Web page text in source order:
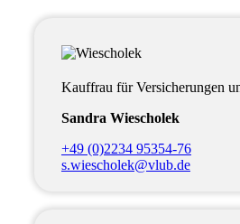
Kauffrau für Versicherungen
Sandra Wiescholek
+49 (0)2234 95354-76
s.wiescholek@vlub.de